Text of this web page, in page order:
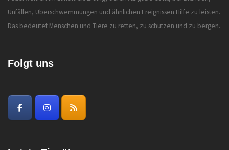
Unfällen, Überschwemmungen und ähnlichen Ereignissen Hilfe zu leisten.
Das bedeutet Menschen und Tiere zu retten, zu schützen und zu bergen.
Folgt uns